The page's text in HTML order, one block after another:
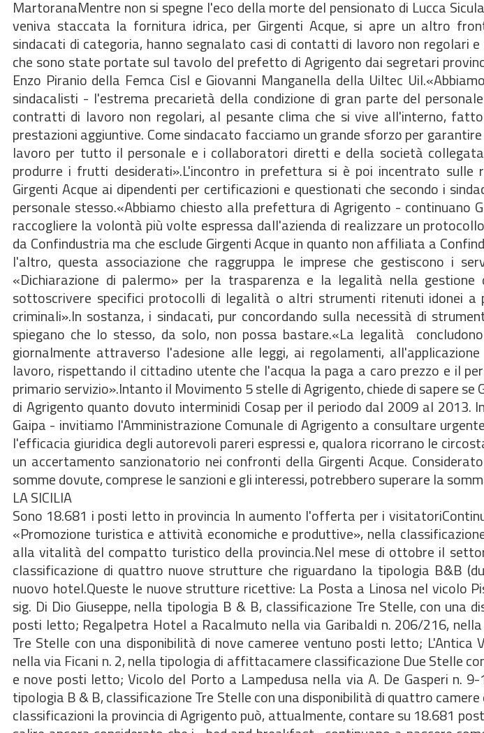
MartoranaMentre non si spegne l'eco della morte del pensionato di Lucca
veniva staccata la fornitura idrica, per Girgenti Acque, si apre un altro
sindacati di categoria, hanno segnalato casi di contatti di lavoro non regolari
che sono state portate sul tavolo del prefetto di Agrigento dai segretari
Enzo Piranio della Femca Cisl e Giovanni Manganella della Uiltec
sindacalisti - l'estrema precarietà della condizione di gran parte del
contratti di lavoro non regolari, al pesante clima che si vive all'interno,
prestazioni aggiuntive. Come sindacato facciamo un grande sforzo per garantire
lavoro per tutto il personale e i collaboratori diretti e della società
produrre i frutti desiderati».L'incontro in prefettura si è poi incentrato sulle
Girgenti Acque ai dipendenti per certificazioni e questionati che secondo i
personale stesso.«Abbiamo chiesto alla prefettura di Agrigento - continuano
raccogliere la volontà più volte espressa dall'azienda di realizzare un
da Confindustria ma che esclude Girgenti Acque in quanto non affiliata a
l'altro, questa associazione che raggruppa le imprese che gestiscono i
«Dichiarazione di palermo» per la trasparenza e la legalità nella gestione
sottoscrivere specifici protocolli di legalità o altri strumenti ritenuti idonei a
criminali».In sostanza, i sindacati, pur concordando sulla necessità di
spiegano che lo stesso, da solo, non possa bastare.«La legalità 
giornalmente attraverso l'adesione alle leggi, ai regolamenti,
lavoro, rispettando il cittadino utente che l'acqua la paga a caro prezzo e il
primario servizio».Intanto il Movimento 5 stelle di Agrigento, chiede di sapere se
di Agrigento quanto dovuto interminidi Cosap per il periodo dal 2009 al 2013.
Gaipa - invitiamo l'Amministrazione Comunale di Agrigento a consultare
l'efficacia giuridica degli autorevoli pareri espressi e, qualora ricorrano le
un accertamento sanzionatorio nei confronti della Girgenti Acque.
somme dovute, comprese le sanzioni e gli interessi, potrebbero superare la
LA SICILIA
Sono 18.681 i posti letto in provincia In aumento l'offerta per i
«Promozione turistica e attività economiche e produttive», nella
alla vitalità del compatto turistico della provincia.Nel mese di ottobre il
classificazione di quattro nuove strutture che riguardano la tipologia B&B
nuovo hotel.Queste le nuove strutture ricettive: La Posta a Linosa nel vicolo
sig. Di Dio Giuseppe, nella tipologia B & B, classificazione Tre Stelle, con una
posti letto; Regalpetra Hotel a Racalmuto nella via Garibaldi n. 206/216,
Tre Stelle con una disponibilità di nove cameree ventuno posti letto; L'Antica
nella via Ficani n. 2, nella tipologia di affittacamere classificazione Due Stelle
e nove posti letto; Vicolo del Porto a Lampedusa nella via A. De Gasperi n.
tipologia B & B, classificazione Tre Stelle con una disponibilità di quattro
classificazioni la provincia di Agrigento può, attualmente, contare su 18.681